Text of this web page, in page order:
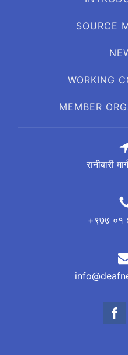
SOURCE
WORKING
MEMBER
रानीबारी
+९७७ ०१